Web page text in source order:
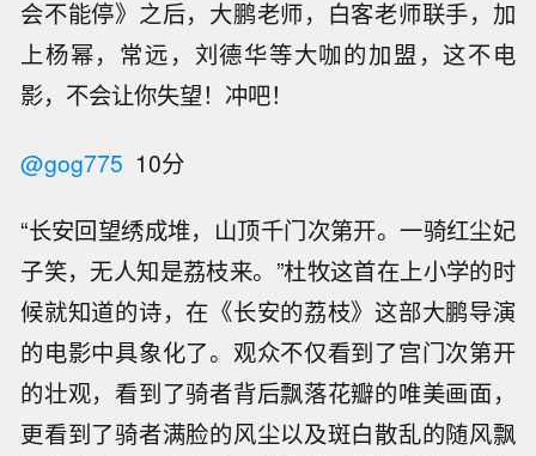
会不能停》之后，大鹏老师，白客老师联手，加
上杨幂，常远，刘德华等大咖的加盟，这不电
影，不会让你失望！冲吧！
@gog775 10分
“长安回望绣成堆，山顶千门次第开。一骑红尘妃
子笑，无人知是荔枝来。”杜牧这首在上小学的时
候就知道的诗，在《长安的荔枝》这部大鹏导演
的电影中具象化了。观众不仅看到了宫门次第开
的壮观，看到了骑者背后飘落花瓣的唯美画面，
更看到了骑者满脸的风尘以及斑白散乱的随风飘